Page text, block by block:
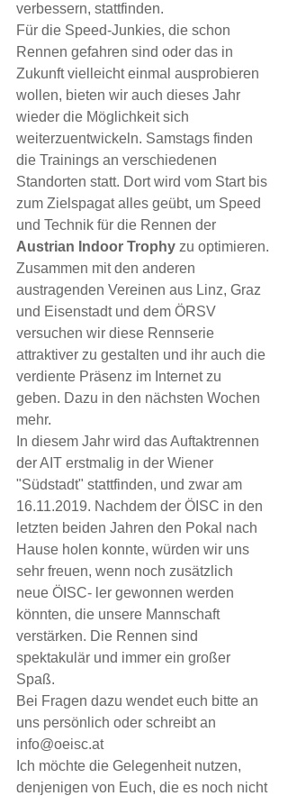
verbessern, stattfinden.
Für die Speed-Junkies, die schon
Rennen gefahren sind oder das in
Zukunft vielleicht einmal ausprobieren
wollen, bieten wir auch dieses Jahr
wieder die Möglichkeit sich
weiterzuentwickeln. Samstags finden
die Trainings an verschiedenen
Standorten statt. Dort wird vom Start bis
zum Zielspagat alles geübt, um Speed
und Technik für die Rennen der
Austrian Indoor Trophy zu optimieren.
Zusammen mit den anderen
austragenden Vereinen aus Linz, Graz
und Eisenstadt und dem ÖRSV
versuchen wir diese Rennserie
attraktiver zu gestalten und ihr auch die
verdiente Präsenz im Internet zu
geben. Dazu in den nächsten Wochen
mehr.
In diesem Jahr wird das Auftaktrennen
der AIT erstmalig in der Wiener
"Südstadt" stattfinden, und zwar am
16.11.2019. Nachdem der ÖISC in den
letzten beiden Jahren den Pokal nach
Hause holen konnte, würden wir uns
sehr freuen, wenn noch zusätzlich
neue ÖISC- ler gewonnen werden
könnten, die unsere Mannschaft
verstärken. Die Rennen sind
spektakulär und immer ein großer
Spaß.
Bei Fragen dazu wendet euch bitte an
uns persönlich oder schreibt an
info@oeisc.at
Ich möchte die Gelegenheit nutzen,
denjenigen von Euch, die es noch nicht